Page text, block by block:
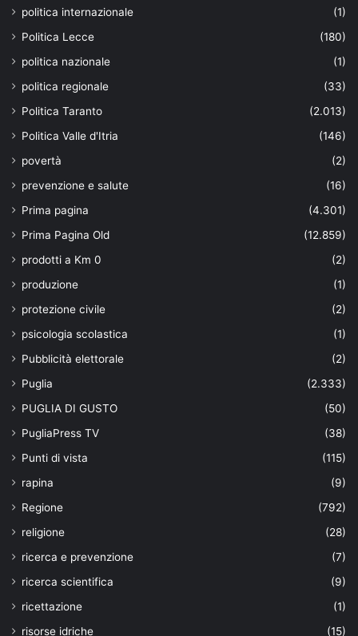
politica internazionale
(1)
Politica Lecce
(180)
politica nazionale
(1)
politica regionale
(33)
Politica Taranto
(2.013)
Politica Valle d'Itria
(146)
povertà
(2)
prevenzione e salute
(16)
Prima pagina
(4.301)
Prima Pagina Old
(12.859)
prodotti a Km 0
(2)
produzione
(1)
protezione civile
(2)
psicologia scolastica
(1)
Pubblicità elettorale
(2)
Puglia
(2.333)
PUGLIA DI GUSTO
(50)
PugliaPress TV
(38)
Punti di vista
(115)
rapina
(9)
Regione
(792)
religione
(28)
ricerca e prevenzione
(7)
ricerca scientifica
(9)
ricettazione
(1)
risorse idriche
(15)